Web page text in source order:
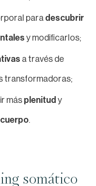
para descubrir
y modificarlos;
a través de
transformadoras;
más plenitud y
.
somático